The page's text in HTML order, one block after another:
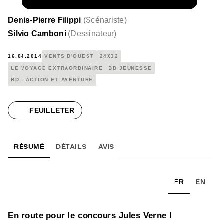
Denis-Pierre Filippi (Scénariste)
Silvio Camboni (Dessinateur)
16.04.2014 VENTS D'OUEST 24X32
LE VOYAGE EXTRAORDINAIRE BD JEUNESSE
BD - ACTION ET AVENTURE
FEUILLETER
RÉSUMÉ DÉTAILS AVIS
FR EN
En route pour le concours Jules Verne !